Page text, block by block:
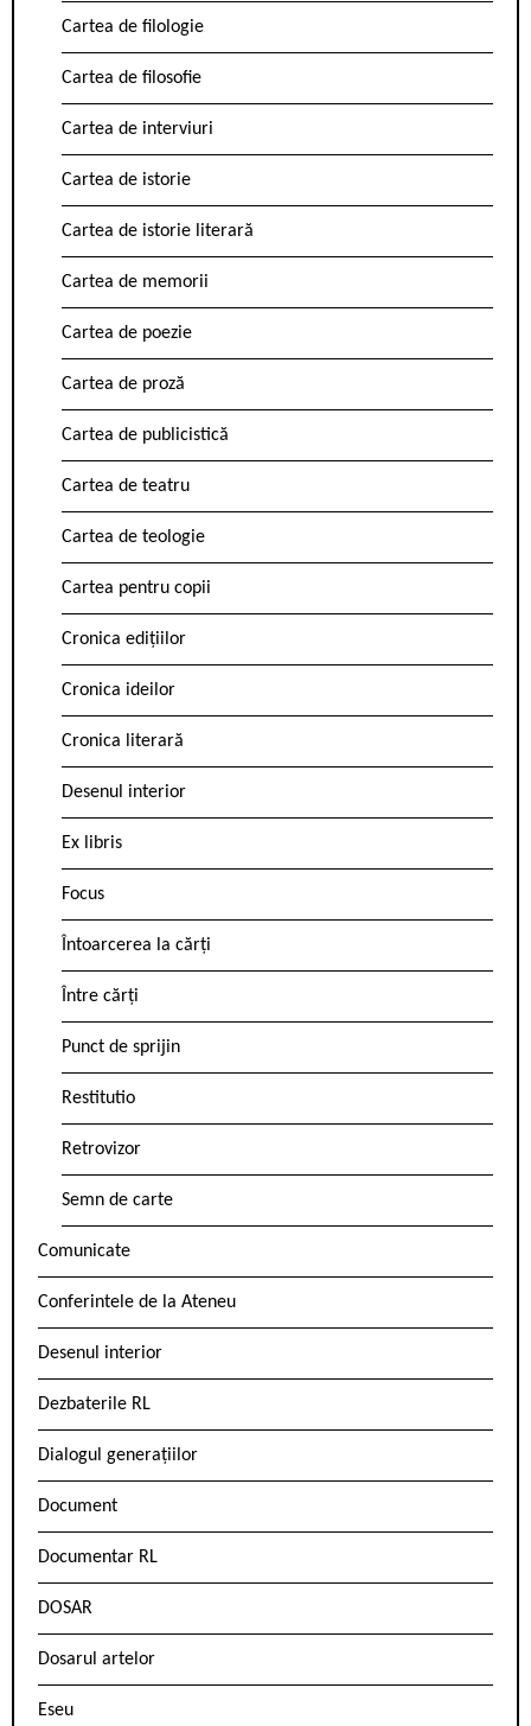
Cartea de filologie
Cartea de filosofie
Cartea de interviuri
Cartea de istorie
Cartea de istorie literară
Cartea de memorii
Cartea de poezie
Cartea de proză
Cartea de publicistică
Cartea de teatru
Cartea de teologie
Cartea pentru copii
Cronica edițiilor
Cronica ideilor
Cronica literară
Desenul interior
Ex libris
Focus
Întoarcerea la cărți
Între cărți
Punct de sprijin
Restitutio
Retrovizor
Semn de carte
Comunicate
Conferintele de la Ateneu
Desenul interior
Dezbaterile RL
Dialogul generațiilor
Document
Documentar RL
DOSAR
Dosarul artelor
Eseu